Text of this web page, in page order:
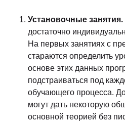
Установочные занятия.
достаточно
На первых занятиях с
стараются определить
основе этих данных
подстраиваться под
обучающего процесса.
могут дать некоторую
основной теорией без